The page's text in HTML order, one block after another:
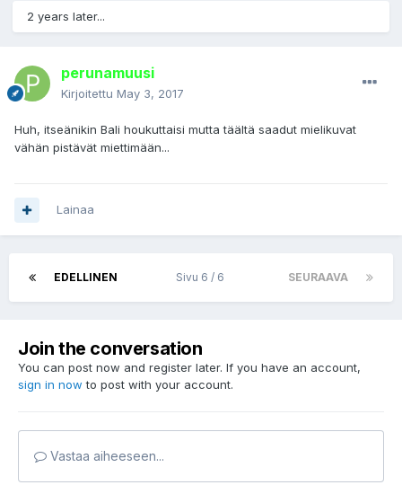
2 years later...
perunamuusi
Kirjoitettu May 3, 2017
Huh, itseänikin Bali houkuttaisi mutta täältä saadut mielikuvat
vähän pistävät miettimään...
Lainaa
EDELLINEN SEURAAVA
Sivu 6 / 6
Join the conversation
You can post now and register later. If you have an account,
sign in now to post with your account.
Vastaa aiheeseen...